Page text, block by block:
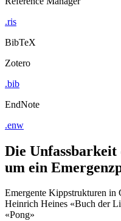
.ris
BibTeX
Zotero
.bib
EndNote
.enw
Die
um ein
Emergente Kippstrukturen in
Heinrich Heines «Buch der
«Pong»